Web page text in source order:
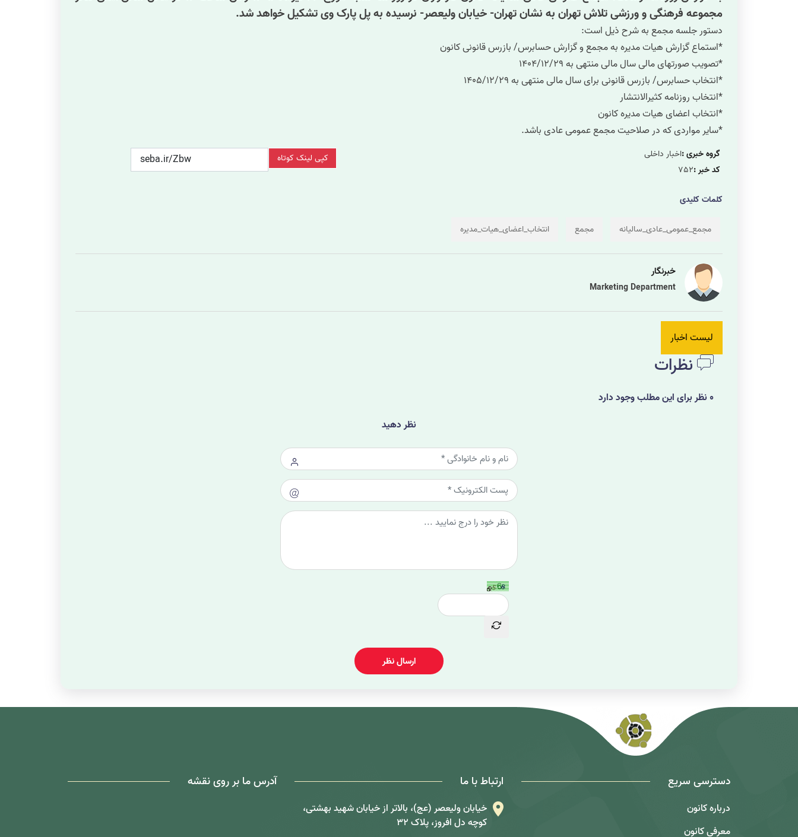
مجموعه فرهنگی و ورزشی تلاش تهران به نشان تهران- خیابان ولیعصر- نرسیده به پل پارک وی تشکیل خواهد شد.
دستور جلسه مجمع به شرح ذیل است:
*استماع گزارش هیات مدیره به مجمع و گزارش حسابرس/ بازرس قانونی کانون
*تصویب صورتهای مالی سال مالی منتهی به ١۴٠۴/١٢/٢٩
*انتخاب حسابرس/ بازرس قانونی برای سال مالی منتهی به ١۴٠۵/١٢/٢٩
*انتخاب روزنامه کثیرالانتشار
*انتخاب اعضای هیات مدیره کانون
*سایر مواردی که در صلاحیت مجمع عمومی عادی باشد.
گروه خبری :اخبار داخلی
کد خبر :752
کپی لینک کوتاه
کلمات کلیدی
مجمع_عمومی_عادی_سالیانه مجمع انتخاب_اعضای_هیات_مدیره
خبرنگار
Marketing Department
لیست اخبار
نظرات
0 نظر برای این مطلب وجود دارد
نظر دهید
ارسال نظر
دسترسی سریع
درباره کانون
معرفی کانون
ارتباط با ما
خیابان ولیعصر (عج)، بالاتر از خیابان شهید بهشتی،
کوچه دل افروز، پلاک 32
آدرس ما بر روی نقشه